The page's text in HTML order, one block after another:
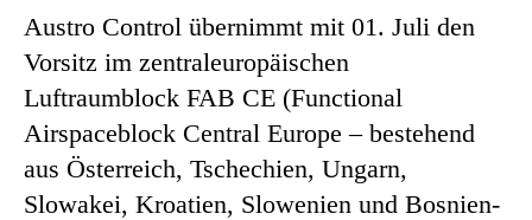
Austro Control übernimmt mit 01. Juli den
Vorsitz im zentraleuropäischen
Luftraumblock FAB CE (Functional
Airspaceblock Central Europe – bestehend
aus Österreich, Tschechien, Ungarn,
Slowakei, Kroatien, Slowenien und Bosnien-